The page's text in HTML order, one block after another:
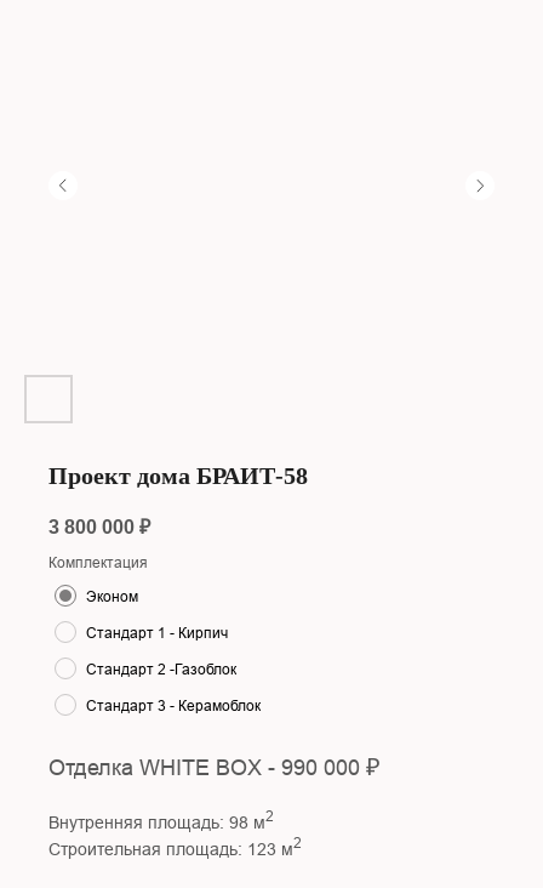
Проект дома БРАИТ-58
3 800 000 ₽
Комплектация
Эконом
Стандарт 1 - Кирпич
Стандарт 2 -Газоблок
Стандарт 3 - Керамоблок
Отделка WHITE BOX - 990 000 ₽
Внутренняя площадь: 98 м2
Строительная площадь: 123 м2